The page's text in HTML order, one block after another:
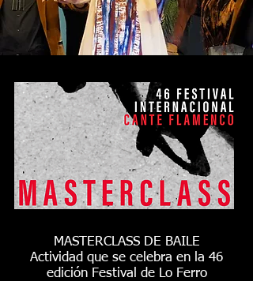
MASTERCLASS DE BAILE
Actividad que se celebra en la 46
edición Festival de Lo Ferro